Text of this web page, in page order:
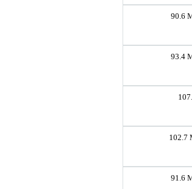
90.6
93.4
102.7
91.6